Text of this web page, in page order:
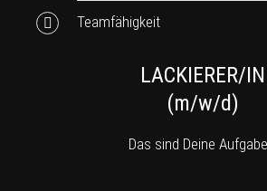
Teamfähigkeit
LACKIERER/IN
(m/w/d)
Das sind Deine